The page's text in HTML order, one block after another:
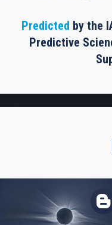
Predicted by the
Predictive